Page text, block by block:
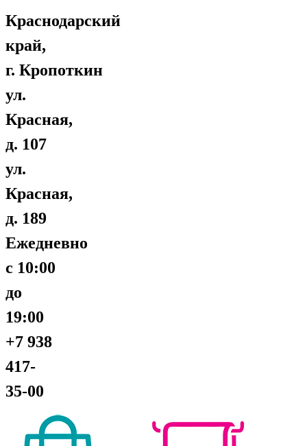
Краснодарский
край,
г. Кропоткин
ул.
Красная,
д. 107
ул.
Красная,
д. 189
Ежедневно
с 10:00
до
19:00
+7 938
417-
35-00